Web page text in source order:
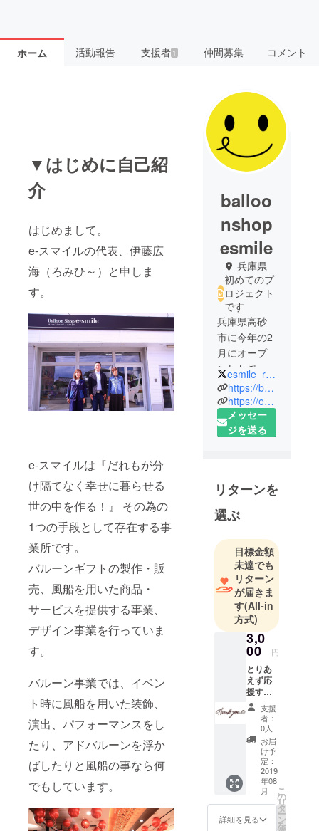
ホーム 活動報告 支援者 1 仲間募集 コメント
▼はじめに自己紹
介
はじめまして。
e-スマイルの代表、伊藤広
海（ろみひ～）と申しま
す。
e-スマイルは『だれもが分
け隔てなく幸せに暮らせる
世の中を作る！』 その為の
1つの手段として存在する事
業所です。
バルーンギフトの製作・販
売、風船を用いた商品・
サービスを提供する事業、
デザイン事業を行っていま
す。
バルーン事業では、イベン
ト時に風船を用いた装飾、
演出、パフォーマンスをし
たり、アドバルーンを浮か
ばしたりと風船の事なら何
でもしています。
balloo
nshop
esmile
兵庫県
初めてのプ
ロジェクト
です
兵庫県高砂
市に今年の2
月にオープ
ンした風船
の専門店バ
ルーン
ショップe-ス
マイルで
esmile_romihi
https://balloon-esmile.com/
https://esmile.saleshop.jp/
メッセー
ジを送る
リターンを
選ぶ
目標金額
未達でも
リターン
が届きま
す(All-in
方式)
3,0
00 円
とりあ
えず応
援する
よ！ ・
お礼の
メッ
セージ
をメー
ルにて
送付 ・
領収書
を送付
支援
者：
0人
お届
け予
定：
2019
年08
月
詳細を見る
こ
の
リ
タ
ー
ン
を